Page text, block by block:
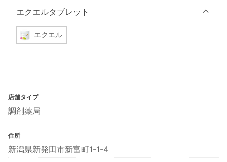
エクエルタブレット
エクエル
店舗タイプ
調剤薬局
住所
新潟県新発田市新富町1-1-4